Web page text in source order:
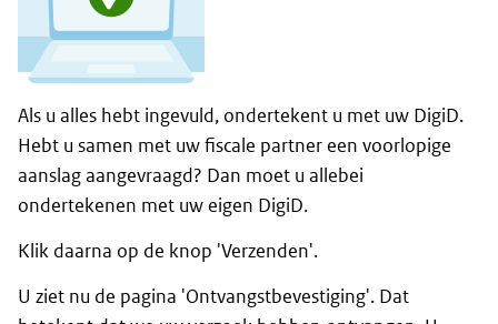
Als u alles hebt ingevuld, ondertekent u met uw DigiD.
Hebt u samen met uw fiscale partner een voorlopige
aanslag aangevraagd? Dan moet u allebei
ondertekenen met uw eigen DigiD.
Klik daarna op de knop 'Verzenden'.
U ziet nu de pagina 'Ontvangstbevestiging'. Dat